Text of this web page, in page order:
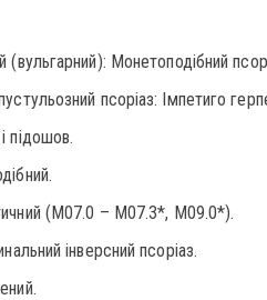
(вульгарний): Монетоподібний
псоріаз: Імпетиго
підошов.
(М07.0 – М07.3*, М09.0*).
інверсний псоріаз.